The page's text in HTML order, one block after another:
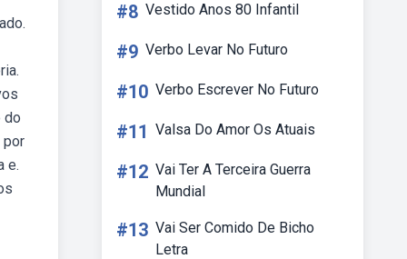
do
por
e.
#8 Vestido Anos 80 Infantil
#9 Verbo Levar No Futuro
#10 Verbo Escrever No Futuro
#11 Valsa Do Amor Os Atuais
#12 Vai Ter A Terceira Guerra
Mundial
#13 Vai Ser Comido De Bicho
Letra